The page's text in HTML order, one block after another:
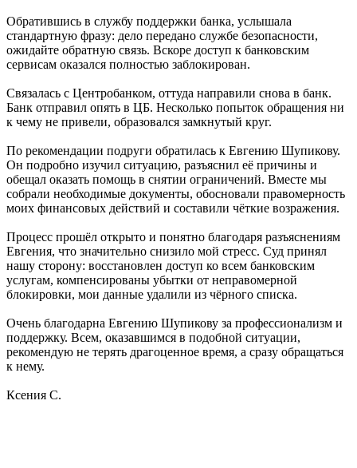
Обратившись в службу поддержки банка, услышала
стандартную фразу: дело передано службе безопасности,
ожидайте обратную связь. Вскоре доступ к банковским
сервисам оказался полностью заблокирован.
Связалась с Центробанком, оттуда направили снова в банк.
Банк отправил опять в ЦБ. Несколько попыток обращения ни
к чему не привели, образовался замкнутый круг.
По рекомендации подруги обратилась к Евгению Шупикову.
Он подробно изучил ситуацию, разъяснил её причины и
обещал оказать помощь в снятии ограничений. Вместе мы
собрали необходимые документы, обосновали правомерность
моих финансовых действий и составили чёткие возражения.
Процесс прошёл открыто и понятно благодаря разъяснениям
Евгения, что значительно снизило мой стресс. Суд принял
нашу сторону: восстановлен доступ ко всем банковским
услугам, компенсированы убытки от неправомерной
блокировки, мои данные удалили из чёрного списка.
Очень благодарна Евгению Шупикову за профессионализм и
поддержку. Всем, оказавшимся в подобной ситуации,
рекомендую не терять драгоценное время, а сразу обращаться
к нему.
Ксения С.